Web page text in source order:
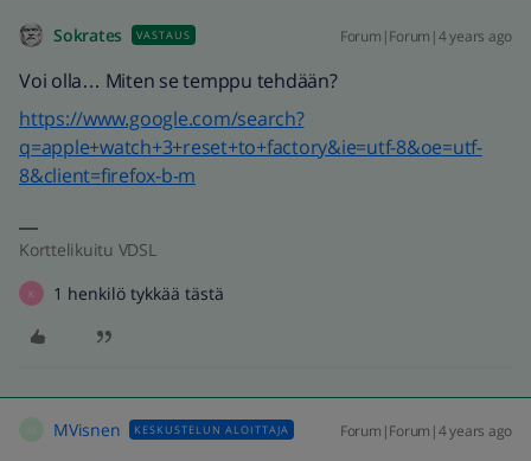
Sokrates VASTAUS Forum|Forum|4 years ago
Voi olla… Miten se temppu tehdään?
https://www.google.com/search?
q=apple+watch+3+reset+to+factory&ie=utf-8&oe=utf-
8&client=firefox-b-m
Korttelikuitu VDSL
K 1 henkilö tykkää tästä
MVisnen KESKUSTELUN ALOITTAJA Forum|Forum|4 years ago